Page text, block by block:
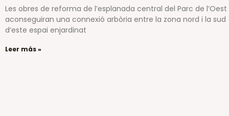
Les obres de reforma de l’esplanada central del Parc de l’Oest
aconseguiran una connexió arbòria entre la zona nord i la sud
d’este espai enjardinat
Leer más »